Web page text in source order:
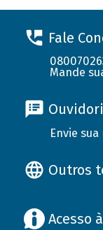
Fale
Mande
Envie
Outros
Acesso